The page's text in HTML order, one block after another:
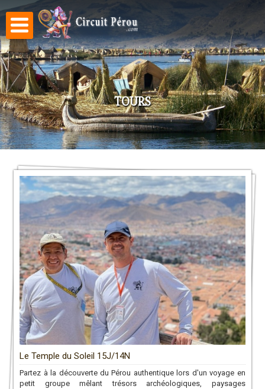
contenu
principal
TOURS
Le Temple du Soleil 15J/14N
Partez à la découverte du Pérou authentique lors d'un voyage en
petit groupe mêlant trésors archéologiques, paysages
Pages